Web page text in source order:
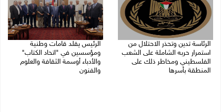
الرئاسة تدين وتحذر الاحتلال من
استمرار حربه الشاملة على الشعب
الفلسطيني ومخاطر ذلك على
المنطقة بأسرها
الرئيس يقلد قامات وطنية
ومؤسسين في "اتحاد الكتاب"
والأدباء أوسمة الثقافة والعلوم
والفنون